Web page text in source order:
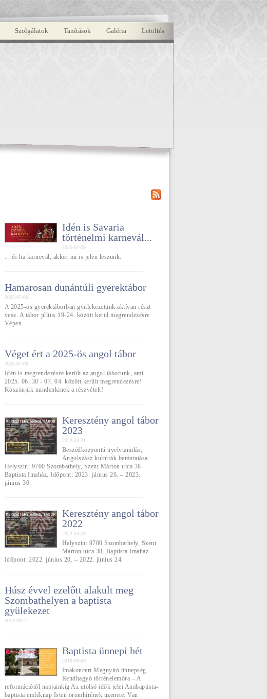
Szolgálatok Tanítások Galéria Letöltés
Idén is Savaria
történelmi karnevál...
2025-07-09
... és ha karnevál, akkor mi is jelen leszünk.
Hamarosan dunántúli gyerektábor
2025-07-09
A 2025-ös gyerektáborban gyülekezetünk aktívan részt
vesz. A tábor július 19-24. között kerül megrendezésre
Vépen.
Véget ért a 2025-ös angol tábor
2025-07-09
Idén is megrendezésre került az angol táborunk, ami
2025. 06. 30 - 07. 04. között került megrendezésre!
Köszönjük mindenkinek a részvételt!
Keresztény angol tábor
2023
2023-03-21
Beszédközpontú nyelvtanulás,
Angolszász kultúrák bemutatása.
Helyszín: 9700 Szombathely, Szent Márton utca 38.
Baptista Imaház. Időpont: 2023. június 26. – 2023.
június 30.
Keresztény angol tábor
2022
2022-04-28
Helyszín: 9700 Szombathely, Szent
Márton utca 38. Baptista Imaház.
Időpont: 2022. június 20. – 2022. június 24.
Húsz évvel ezelőtt alakult meg
Szombathelyen a baptista
gyülekezet
2018-09-27
Baptista ünnepi hét
2018-09-09
Imakoncert Megnyitó ünnepség
Rendhagyó történelemóra – A
reformációtól napjainkig Az utolsó idők jelei Anabaptista-
baptista emléknap Isten örömhírének üzenete: Van